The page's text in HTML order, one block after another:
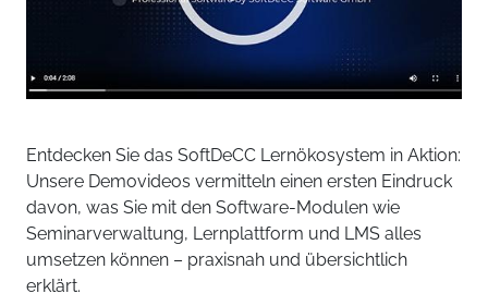
Entdecken Sie das SoftDeCC Lernökosystem in Aktion:
Unsere Demovideos vermitteln einen ersten Eindruck
davon, was Sie mit den Software-Modulen wie
Seminarverwaltung, Lernplattform und LMS alles
umsetzen können – praxisnah und übersichtlich
erklärt.